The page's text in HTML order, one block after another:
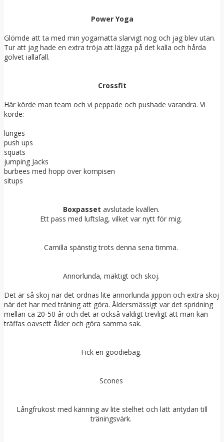
Power Yoga
Glömde att ta med min yogamatta slarvigt nog och jag blev utan.
Tur att jag hade en extra tröja att lägga på det kalla och hårda
golvet iallafall.
Crossfit
Här körde man team och vi peppade och pushade varandra. Vi
körde:
lunges
push ups
squats
jumping Jacks
burbees med hopp över kompisen
situps
Boxpasset avslutade kvällen.
Ett pass med luftslag, vilket var nytt för mig.
Camilla spänstig trots denna sena timma.
Annorlunda, mäktigt och skoj.
Det är så skoj när det ordnas lite annorlunda jippon och extra skoj
när det har med träning att göra. Åldersmässigt var det spridning
mellan ca 20-50 år och det är också väldigt trevligt att man kan
träffas oavsett ålder och göra samma sak.
Fick en goodiebag.
Scones
Långfrukost med känning av lite stelhet och lätt antydan till
träningsvärk.